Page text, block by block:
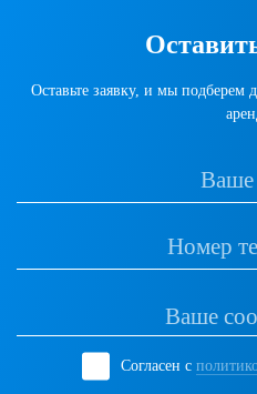
Оставьте заявку, и мы подберем
Согласен с